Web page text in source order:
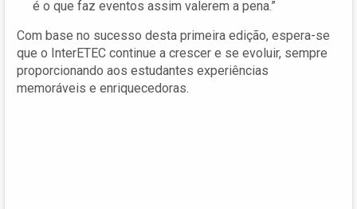
é o que faz eventos assim valerem a pena.”
Com base no sucesso desta primeira edição, espera-se
que o InterETEC continue a crescer e se evoluir, sempre
proporcionando aos estudantes experiências
memoráveis e enriquecedoras.